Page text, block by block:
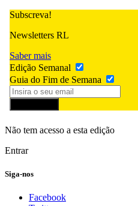
Subscreva!
Newsletters RL
Saber mais
Edição Semanal
Guia do Fim de Semana
Não tem acesso a esta edição
Entrar
Siga-nos
Facebook